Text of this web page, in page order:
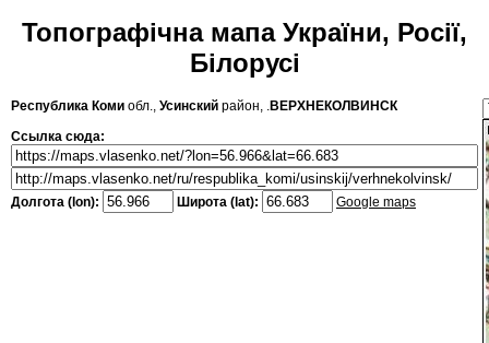
Топографічна мапа України, Росії,
Білорусі
Республика Коми обл., Усинский район, .ВЕРХНЕКОЛВИНСК
Ссылка сюда:
Долгота (lon): Широта (lat): Google maps